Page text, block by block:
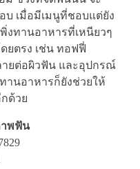
บ เมื่อมีเมนูที่ชอบแต่ยัง
งทานอาหารที่เหนียวๆ
ยตรง เช่น ทอฟฟี่
ยต่อผิวฟัน และอุปกรณ์
านอาหารก็ยังช่วยให้
ด้วย
าพฟัน